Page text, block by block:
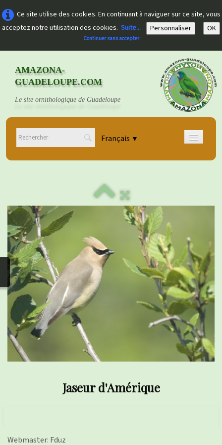
Ce site utilise des cookies. En continuant à naviguer sur ce site, vous
acceptez notre utilisation des cookies. Suite... Personnaliser OK
Continuer sans accepter
AMAZONA-
GUADELOUPE.COM
Le site ornithologique de Guadeloupe
Français ▼
Accueil
Documents▼
photos▼
Nos activités
Adhérer/faire un don
Liens
Jaseur d'Amérique
Webmaster: Fduz